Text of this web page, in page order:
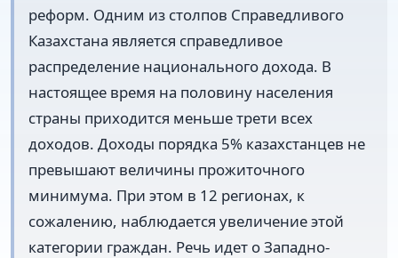
реформ. Одним из столпов Справедливого
Казахстана является справедливое
распределение национального дохода. В
настоящее время на половину населения
страны приходится меньше трети всех
доходов. Доходы порядка 5% казахстанцев не
превышают величины прожиточного
минимума. При этом в 12 регионах, к
сожалению, наблюдается увеличение этой
категории граждан. Речь идет о Западно-